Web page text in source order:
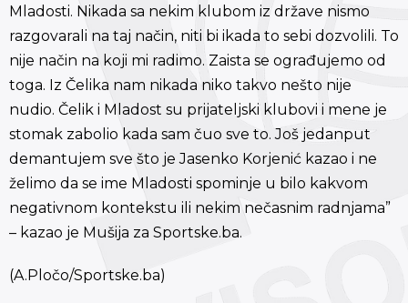
Mladosti. Nikada sa nekim klubom iz države nismo
razgovarali na taj način, niti bi ikada to sebi dozvolili. To
nije način na koji mi radimo. Zaista se ograđujemo od
toga. Iz Čelika nam nikada niko takvo nešto nije
nudio. Čelik i Mladost su prijateljski klubovi i mene je
stomak zabolio kada sam čuo sve to. Još jedanput
demantujem sve što je Jasenko Korjenić kazao i ne
želimo da se ime Mladosti spominje u bilo kakvom
negativnom kontekstu ili nekim nečasnim radnjama”
– kazao je Mušija za Sportske.ba.
(A.Pločo/Sportske.ba)